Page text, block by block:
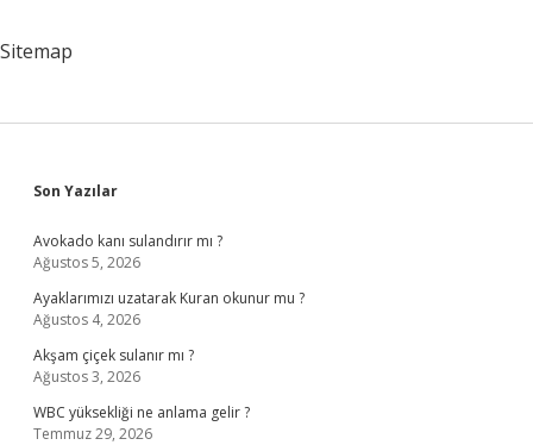
Sitemap
Sidebar
Son Yazılar
Avokado kanı sulandırır mı ?
Ağustos 5, 2026
Ayaklarımızı uzatarak Kuran okunur mu ?
Ağustos 4, 2026
Akşam çiçek sulanır mı ?
Ağustos 3, 2026
WBC yüksekliği ne anlama gelir ?
Temmuz 29, 2026